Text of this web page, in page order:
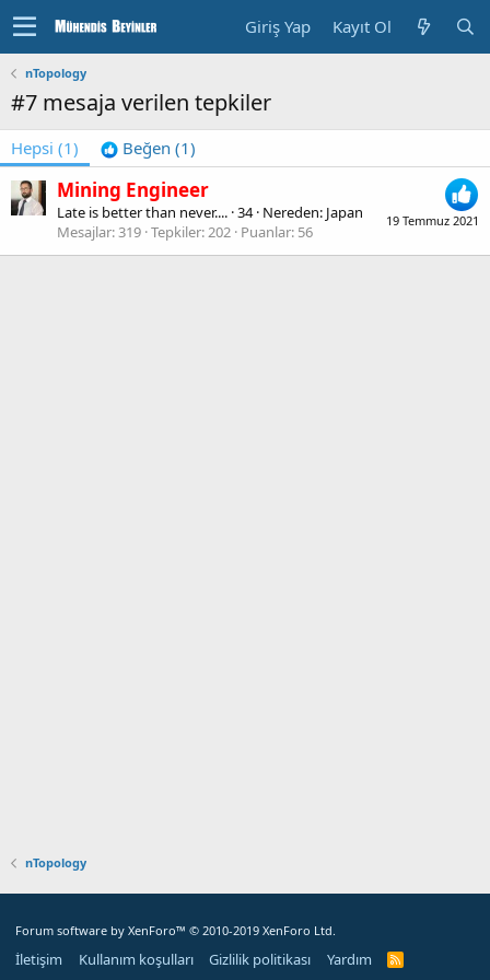
Giriş Yap Kayıt Ol
nTopology
#7 mesaja verilen tepkiler
Hepsi (1) Beğen (1)
19 Temmuz 2021
Mining Engineer
Late is better than never.... ·34· Nereden: Japan
Mesajlar 319 Tepkiler 202 Puanlar 56
nTopology
Forum software by XenForo™ © 2010-2019 XenForo Ltd.
İletişim Kullanım koşulları Gizlilik politikası Yardım
R